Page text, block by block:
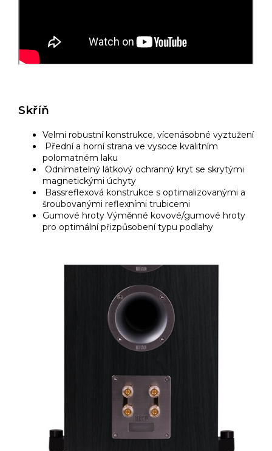
Skříň
Velmi robustní konstrukce, vícenásobné vyztužení
Přední a horní strana ve vysoce kvalitním
polomatném laku
Odnímatelný látkový ochranný kryt se skrytými
magnetickými úchyty
Bassreflexová konstrukce s optimalizovanými a
šroubovanými reflexními trubicemi
Gumové hroty Výměnné kovové/gumové hroty
pro optimální přizpůsobení typu podlahy